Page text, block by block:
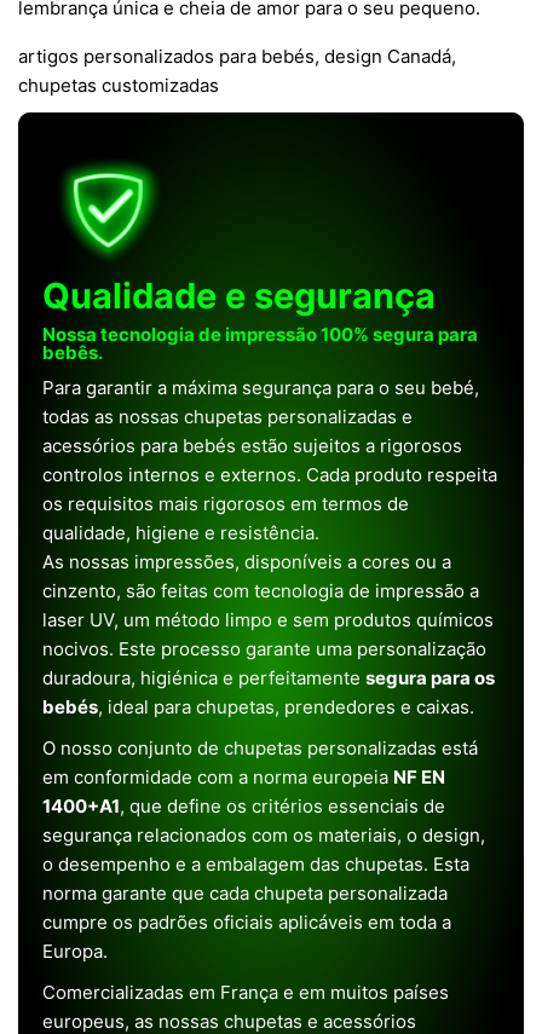
lembrança única e cheia de amor para o seu pequeno.
artigos personalizados para bebés, design Canadá,
chupetas customizadas
Qualidade e segurança
Nossa tecnologia de impressão 100% segura para
bebês.
Para garantir a máxima segurança para o seu bebé,
todas as nossas chupetas personalizadas e
acessórios para bebés estão sujeitos a rigorosos
controlos internos e externos. Cada produto respeita
os requisitos mais rigorosos em termos de
qualidade, higiene e resistência.
As nossas impressões, disponíveis a cores ou a
cinzento, são feitas com tecnologia de impressão a
laser UV, um método limpo e sem produtos químicos
nocivos. Este processo garante uma personalização
duradoura, higiénica e perfeitamente segura para os
bebés, ideal para chupetas, prendedores e caixas.
O nosso conjunto de chupetas personalizadas está
em conformidade com a norma europeia NF EN
1400+A1, que define os critérios essenciais de
segurança relacionados com os materiais, o design,
o desempenho e a embalagem das chupetas. Esta
norma garante que cada chupeta personalizada
cumpre os padrões oficiais aplicáveis em toda a
Europa.
Comercializadas em França e em muitos países
europeus, as nossas chupetas e acessórios